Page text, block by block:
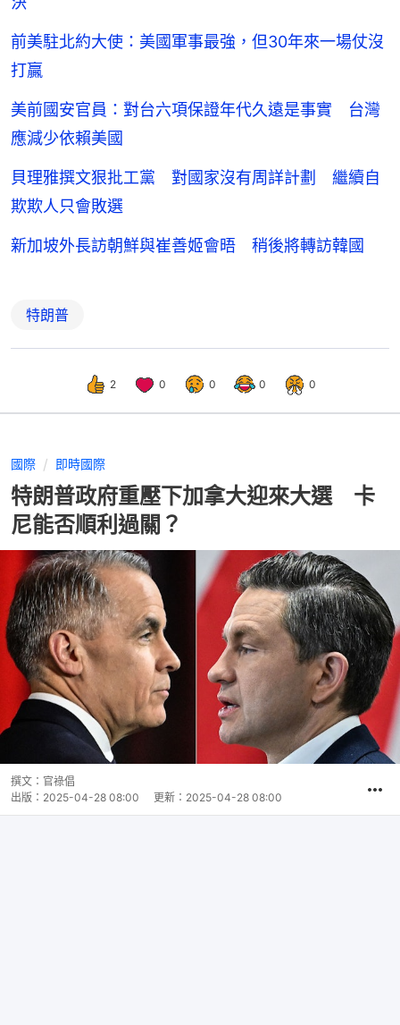
前美駐北約大使：美國軍事最強，但30年來一場仗沒
打贏
美前國安官員：對台六項保證年代久遠是事實 台灣
應減少依賴美國
貝理雅撰文狠批工黨 對國家沒有周詳計劃 繼續自
欺欺人只會敗選
新加坡外長訪朝鮮與崔善姬會晤 稍後將轉訪韓國
特朗普
2 0 0 0 0
國際 即時國際
特朗普政府重壓下加拿大迎來大選 卡
尼能否順利過關？
撰文： 官祿倡
出版： 2025-04-28 08:00 更新： 2025-04-28 08:00